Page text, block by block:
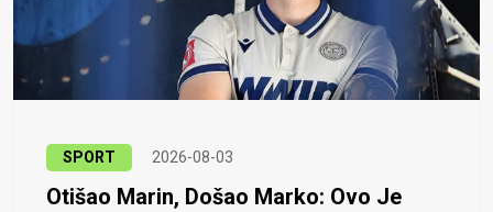
SPORT 2026-08-03
Otišao Marin, Došao Marko: Ovo Je